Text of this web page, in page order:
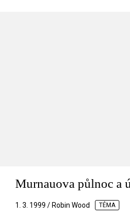
Murnauova půlnoc a
1. 3. 1999 / Robin Wood TÉMA